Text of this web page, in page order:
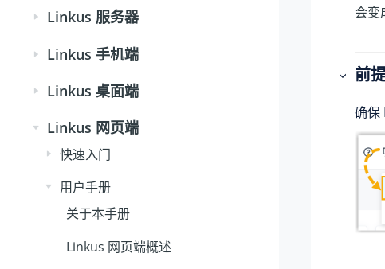
Linkus 服务器
Linkus 手机端
Linkus 桌面端
Linkus 网页端
快速入门
用户手册
关于本手册
Linkus 网页端概述
会变
前
确保